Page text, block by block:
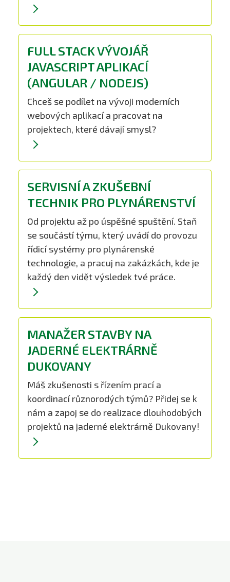
FULL STACK VÝVOJÁŘ
JAVASCRIPT APLIKACÍ
(ANGULAR / NODEJS)
Chceš se podílet na vývoji moderních
webových aplikací a pracovat na
projektech, které dávají smysl?
SERVISNÍ A ZKUŠEBNÍ
TECHNIK PRO PLYNÁRENSTVÍ
Od projektu až po úspěšné spuštění. Staň
se součástí týmu, který uvádí do provozu
řídicí systémy pro plynárenské
technologie, a pracuj na zakázkách, kde je
každý den vidět výsledek tvé práce.
MANAŽER STAVBY NA
JADERNÉ ELEKTRÁRNĚ
DUKOVANY
Máš zkušenosti s řízením prací a
koordinací různorodých týmů? Přidej se k
nám a zapoj se do realizace dlouhodobých
projektů na jaderné elektrárně Dukovany!